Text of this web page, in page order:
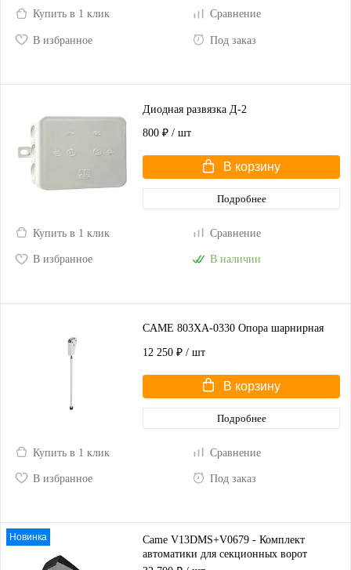
Купить в 1 клик Сравнение
В избранное Под заказ
Диодная развязка Д-2
800 ₽ / шт
В корзину
Подробнее
Купить в 1 клик Сравнение
В избранное В наличии
CAME 803XA-0330 Опора шарнирная
12 250 ₽ / шт
В корзину
Подробнее
Купить в 1 клик Сравнение
В избранное Под заказ
Новинка
Came V13DMS+V0679 - Комплект
автоматики для секционных ворот